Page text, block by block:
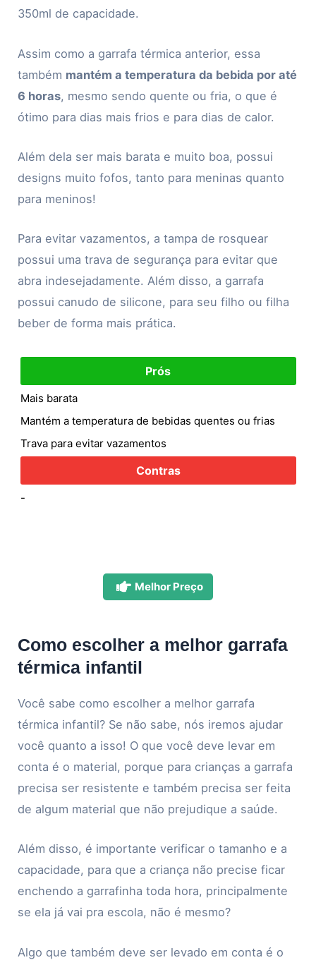
350ml de capacidade.
Assim como a garrafa térmica anterior, essa
também mantém a temperatura da bebida por até
6 horas, mesmo sendo quente ou fria, o que é
ótimo para dias mais frios e para dias de calor.
Além dela ser mais barata e muito boa, possui
designs muito fofos, tanto para meninas quanto
para meninos!
Para evitar vazamentos, a tampa de rosquear
possui uma trava de segurança para evitar que
abra indesejadamente. Além disso, a garrafa
possui canudo de silicone, para seu filho ou filha
beber de forma mais prática.
Prós
Mais barata
Mantém a temperatura de bebidas quentes ou frias
Trava para evitar vazamentos
Contras
-
Melhor Preço
Como escolher a melhor garrafa
térmica infantil
Você sabe como escolher a melhor garrafa
térmica infantil? Se não sabe, nós iremos ajudar
você quanto a isso! O que você deve levar em
conta é o material, porque para crianças a garrafa
precisa ser resistente e também precisa ser feita
de algum material que não prejudique a saúde.
Além disso, é importante verificar o tamanho e a
capacidade, para que a criança não precise ficar
enchendo a garrafinha toda hora, principalmente
se ela já vai pra escola, não é mesmo?
Algo que também deve ser levado em conta é o